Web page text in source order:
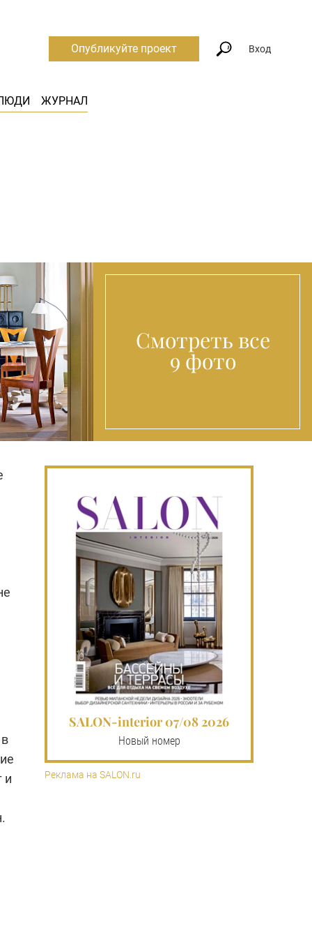
ЖУРНАЛ
Опубликуйте проект Вход
Смотреть все
9 фото
и
SALON-interior 07/08 2026
Новый номер
Реклама на SALON.ru